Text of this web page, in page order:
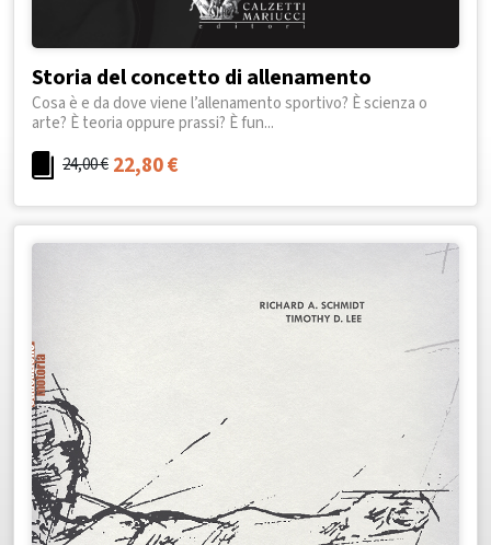
Storia del concetto di allenamento
Cosa è e da dove viene l’allenamento sportivo? È scienza o
arte? È teoria oppure prassi? È fun...
24,00€ 22,80€